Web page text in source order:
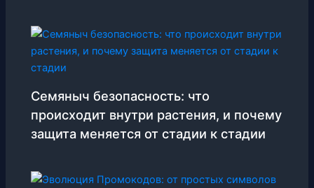
Семяныч безопасность: что
происходит внутри растения, и почему
защита меняется от стадии к стадии